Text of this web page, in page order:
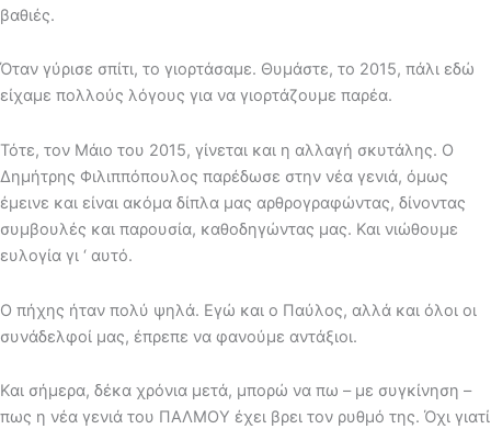
βαθιές.
Όταν γύρισε σπίτι, το γιορτάσαμε. Θυμάστε, το 2015, πάλι εδώ
είχαμε πολλούς λόγους για να γιορτάζουμε παρέα.
Τότε, τον Μάιο του 2015, γίνεται και η αλλαγή σκυτάλης. Ο
Δημήτρης Φιλιππόπουλος παρέδωσε στην νέα γενιά, όμως
έμεινε και είναι ακόμα δίπλα μας αρθρογραφώντας, δίνοντας
συμβουλές και παρουσία, καθοδηγώντας μας. Και νιώθουμε
ευλογία γι ‘ αυτό.
Ο πήχης ήταν πολύ ψηλά. Εγώ και ο Παύλος, αλλά και όλοι οι
συνάδελφοί μας, έπρεπε να φανούμε αντάξιοι.
Και σήμερα, δέκα χρόνια μετά, μπορώ να πω – με συγκίνηση –
πως η νέα γενιά του ΠΑΛΜΟΥ έχει βρει τον ρυθμό της. Όχι γιατί